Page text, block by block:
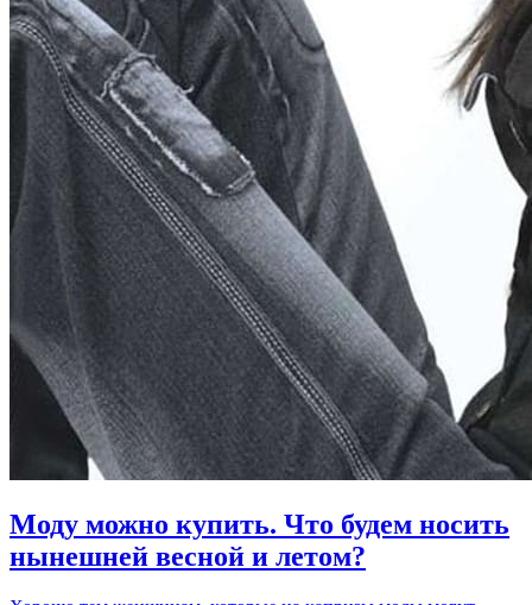
Моду можно купить. Что будем носить
нынешней весной и летом?